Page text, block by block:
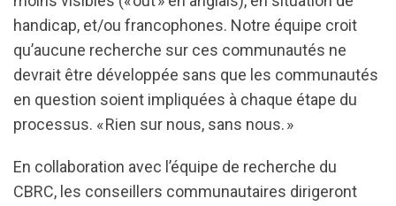
handicap, et/ou francophones. Notre équipe croit
qu’aucune recherche sur ces communautés ne
devrait être développée sans que les communautés
en question soient impliquées à chaque étape du
processus. « Rien sur nous, sans nous. »
En collaboration avec l’équipe de recherche du
CBRC, les conseillers communautaires dirigeront